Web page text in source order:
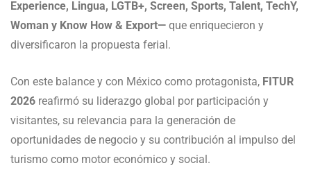
Experience, Lingua, LGTB+, Screen, Sports, Talent, TechY,
Woman y Know How & Export— que enriquecieron y
diversificaron la propuesta ferial.
Con este balance y con México como protagonista, FITUR
2026 reafirmó su liderazgo global por participación y
visitantes, su relevancia para la generación de
oportunidades de negocio y su contribución al impulso del
turismo como motor económico y social.